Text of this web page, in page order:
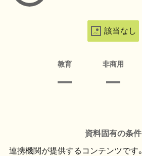
該当なし
教育 非商用
資料固有の条件
連携機関が提供するコンテンツです。